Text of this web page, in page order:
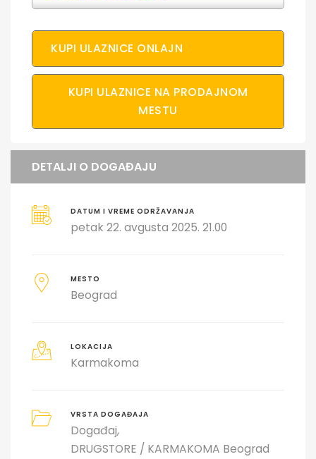
KUPI ULAZNICE ONLAJN
KUPI ULAZNICE NA PRODAJNOM
MESTU
DETALJI O DOGAĐAJU
DATUM I VREME ODRŽAVANJA
petak 22. avgusta 2025. 21.00
MESTO
Beograd
LOKACIJA
Karmakoma
VRSTA DOGAĐAJA
Događaj
DRUGSTORE / KARMAKOMA Beograd